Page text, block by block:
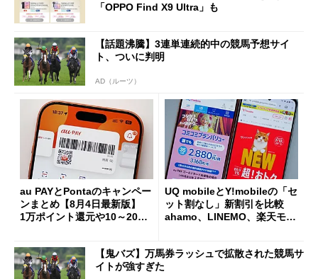
「OPPO Find X9 Ultra」も
【話題沸騰】3連単連続的中の競馬予想サイ
ト、ついに判明
AD（ルーツ）
au PAYとPontaのキャンペー
ンまとめ【8月4日最新版】
1万ポイント還元や10～20％
UQ mobileとY!mobileの「セ
ット割なし」新割引を比較
ahamo、LINEMO、楽天モバ
【鬼バズ】万馬券ラッシュで拡散された競馬サ
イトが強すぎた